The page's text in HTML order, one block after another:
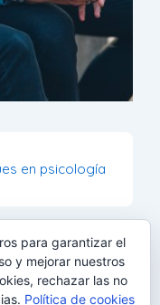
para garantizar el
y mejorar nuestros
rechazar las no
Política de cookies